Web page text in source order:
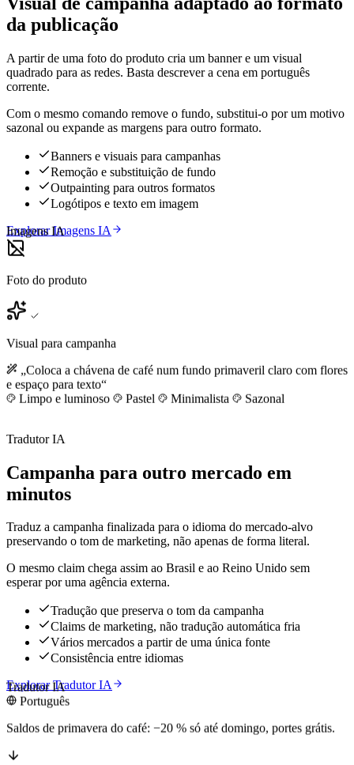
da publicação
A partir de uma foto do produto cria um banner e um visual
quadrado para as redes. Basta descrever a cena em português
corrente.
Com o mesmo comando remove o fundo, substitui-o por um motivo
sazonal ou expande as margens para outro formato.
Banners e visuais para campanhas
Remoção e substituição de fundo
Outpainting para outros formatos
Logótipos e texto em imagem
Explorar Imagens IA
Imagens IA
Foto do produto
Visual para campanha
„Coloca a chávena de café num fundo primaveril claro com flores
e espaço para texto“
Limpo e luminoso
Pastel Minimalista Sazonal
Tradutor IA
Campanha para outro mercado em
minutos
Traduz a campanha finalizada para o idioma do mercado-alvo
preservando o tom de marketing, não apenas de forma literal.
O mesmo claim chega assim ao Brasil e ao Reino Unido sem
esperar por uma agência externa.
Tradução que preserva o tom da campanha
Claims de marketing, não tradução automática fria
Vários mercados a partir de uma única fonte
Consistência entre idiomas
Explorar Tradutor IA
Tradutor IA
Português
Saldos de primavera do café: −20 % só até domingo, portes grátis.